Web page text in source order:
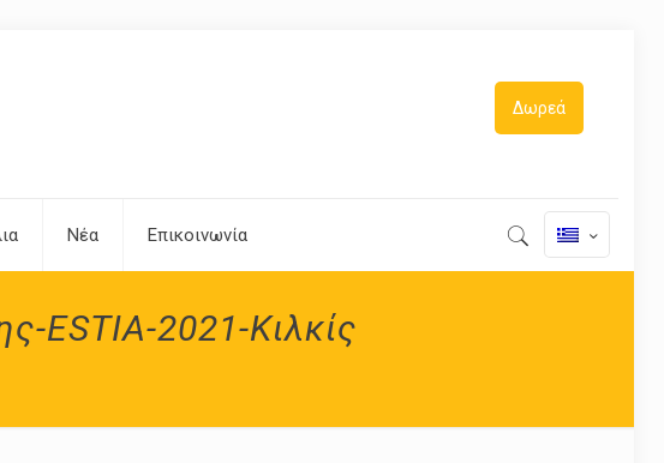
Νέα Επικοινωνία
Δωρεά
ESTIA-2021-Κιλκίς